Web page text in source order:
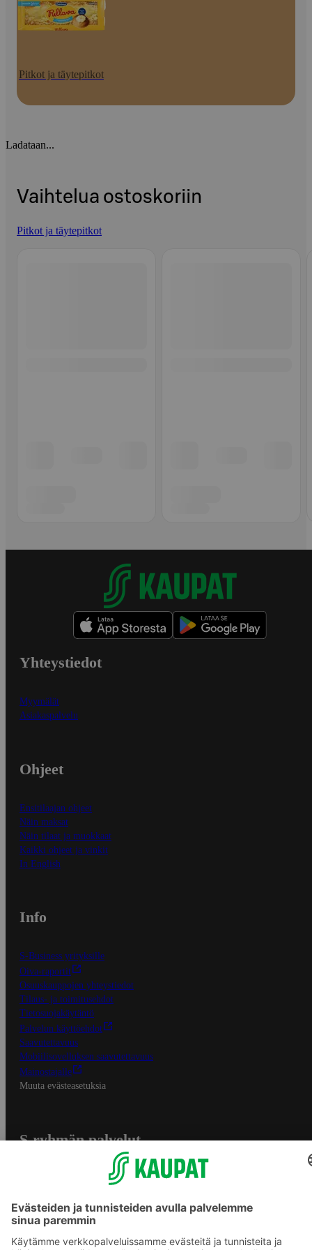
Pitkot ja täytepitkot
Ladataan...
Vaihtelua ostoskoriin
Pitkot ja täytepitkot
Yhteystiedot
Myymälät
Asiakaspalvelu
Ohjeet
Ensitilaajan ohjeet
Näin maksat
Näin tilaat ja muokkaat
Kaikki ohjeet ja vinkit
In English
Info
S-Business yrityksille
Oiva-raportit
Osuuskauppojen yhteystiedot
Tilaus- ja toimitusehdot
Tietosuojakäytäntö
Palvelun käyttöehdot
Saavutettavuus
Mobiilisovelluksen saavutettavuus
Mainostajalle
Muuta evästeasetuksia
S-ryhmän palvelut
Yhteishyvä Ruoka -sovellus
S-ostoslista -sovellus
Prisma.fi